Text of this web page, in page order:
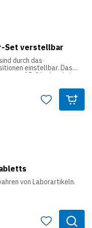
Set verstellbar
durch das
einstellbar. Das
von 15-36 ml und einer
von Laborartikeln.